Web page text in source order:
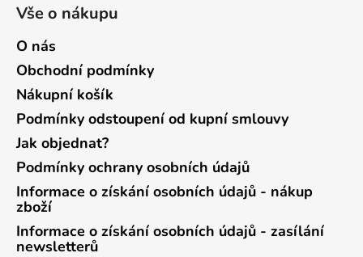
Vše o nákupu
O nás
Obchodní podmínky
Nákupní košík
Podmínky odstoupení od kupní smlouvy
Jak objednat?
Podmínky ochrany osobních údajů
Informace o získání osobních údajů - nákup
zboží
Informace o získání osobních údajů - zasílání
newsletterů